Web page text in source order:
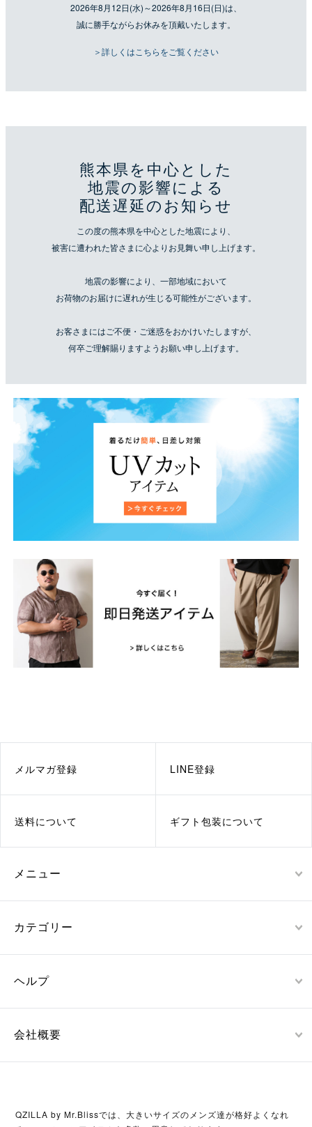
2026年8月12日(水)～2026年8月16日(日)は、
誠に勝手ながらお休みを頂戴いたします。
＞詳しくはこちらをご覧ください
熊本県を中心とした
地震の影響による
配送遅延のお知らせ
この度の熊本県を中心とした地震により、
被害に遭われた皆さまに心よりお見舞い申し上げます。
地震の影響により、一部地域において
お荷物のお届けに遅れが生じる可能性がございます。
お客さまにはご不便・ご迷惑をおかけいたしますが、
何卒ご理解賜りますようお願い申し上げます。
メルマガ登録 LINE登録
送料について ギフト包装について
メニュー
カテゴリー
ヘルプ
会社概要
QZILLA by Mr.Blissでは、大きいサイズのメンズ達が格好よくなれ